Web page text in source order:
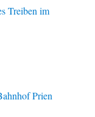
Treiben im
Prien